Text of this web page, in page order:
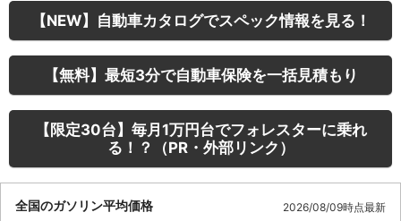
【NEW】自動車カタログでスペック情報を見る！
【無料】最短3分で自動車保険を一括見積もり
【限定30台】毎月1万円台でフォレスターに乗れ
る！？（PR・外部リンク）
全国のガソリン平均価格 2026/08/09時点最新